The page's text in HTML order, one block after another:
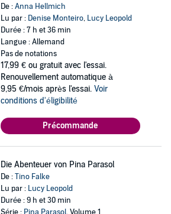
De :Anna Hellmich
Lu par : Denise Monteiro, Lucy Leopold
Durée : 7 h et 36 min
Langue : Allemand
Pas de notations
17,99 € ou gratuit avec l'essai.
Renouvellement automatique à
9,95 €/mois après l'essai. Voir
conditions d'éligibilité
Précommande
Die Abenteuer von Pina Parasol
De :Tino Falke
Lu par : Lucy Leopold
Durée : 9 h et 30 min